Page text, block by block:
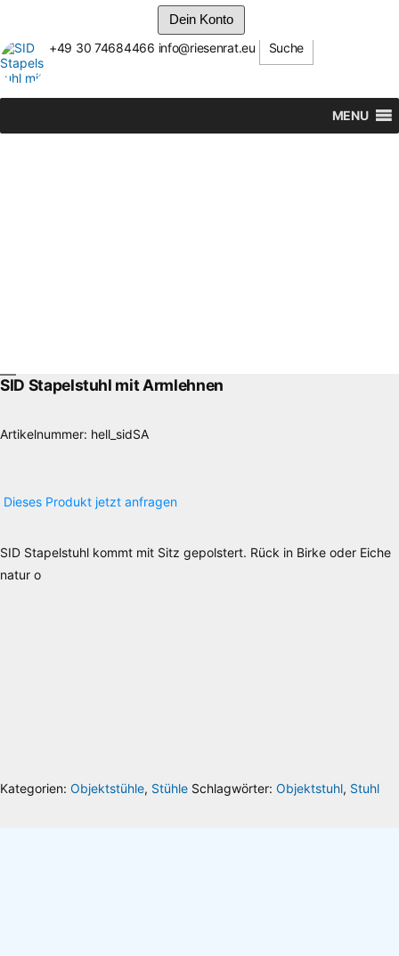
Dein Konto
Zum
Inhalt
springen
+49 30 74684466 info@riesenrat.eu Suche
MENU
SID Stapelstuhl mit Armlehnen
Artikelnummer: hell_sidSA
Ihr Name
Dieses Produkt jetzt anfragen
SID Stapelstuhl kommt mit Sitz gepolstert. Rück in Birke oder Eiche
natur o
Kategorien: Objektstühle, Stühle Schlagwörter: Objektstuhl, Stuhl